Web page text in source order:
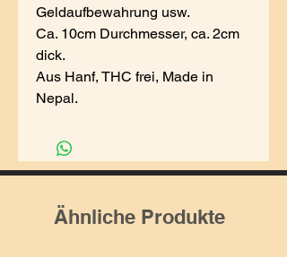
Geldaufbewahrung usw.
Ca. 10cm Durchmesser, ca. 2cm
dick.
Aus Hanf, THC frei, Made in
Nepal.
Ähnliche Produkte